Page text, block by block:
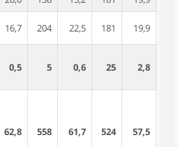
16,7 204 22,5 181 19,9
0,5 5 0,6 25 2,8
62,8 558 61,7 524 57,5